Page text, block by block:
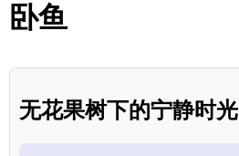
卧鱼
无花果树下的宁静时光